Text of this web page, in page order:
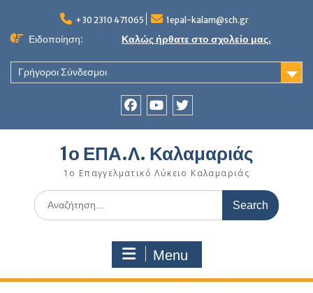
content
+30 2310 471065 1epal-kalam@sch.gr
Ειδοποίηση: Καλώς ήρθατε στο σχολείο μας.
Γρήγοροι Σύνδεσμοι
1ο ΕΠΑ.Λ. Καλαμαριάς
1ο Επαγγελματικό Λύκειο Καλαμαριάς
Search
for:
Menu